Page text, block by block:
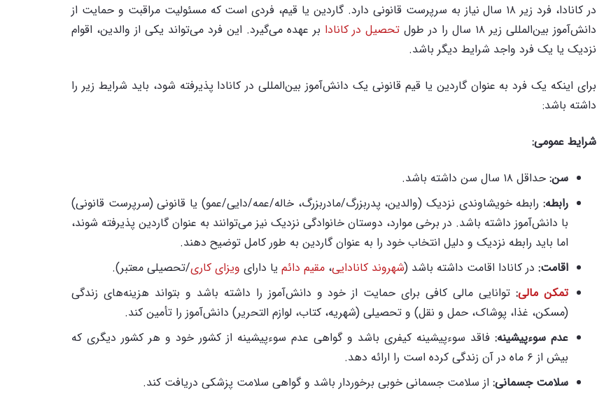
در کانادا، فرد زیر ۱۸ سال نیاز به سرپرست قانونی دارد. گاردین یا قیم، فردی است که مسئولیت مراقبت و حمایت از
دانش‌آموز بین‌المللی زیر ۱۸ سال را در طول
تحصیل در کانادا بر عهده می‌گیرد. این فرد می‌تواند یکی از والدین، اقوام
نزدیک یا یک فرد واجد شرایط دیگر باشد.
برای اینکه یک فرد به عنوان گاردین یا قیم قانونی یک دانش‌آموز بین‌المللی در کانادا پذیرفته شود، باید شرایط زیر را
داشته باشد:
شرایط عمومی:
سن: حداقل ۱۸ سال سن داشته باشد.
رابطه: رابطه خویشاوندی نزدیک (والدین، پدربزرگ/مادربزرگ، خاله/عمه/دایی/عمو) یا قانونی (سرپرست قانونی)
با دانش‌آموز داشته باشد. در برخی موارد، دوستان خانوادگی نزدیک نیز می‌توانند به عنوان گاردین پذیرفته شوند،
اما باید رابطه نزدیک و دلیل انتخاب خود را به عنوان گاردین به طور کامل توضیح دهند.
اقامت: در کانادا اقامت داشته باشد (شهروند کانادایی، مقیم دائم یا دارای ویزای کاری/تحصیلی معتبر).
تمکن مالی:توانایی مالی کافی برای حمایت از خود و دانش‌آموز را داشته باشد و بتواند هزینه‌های زندگی
(مسکن، غذا، پوشاک، حمل و نقل) و تحصیلی (شهریه، کتاب، لوازم التحریر) دانش‌آموز را تأمین کند.
عدم سوءپیشینه: فاقد سوءپیشینه کیفری باشد و گواهی عدم سوءپیشینه از کشور خود و هر کشور دیگری که
بیش از ۶ ماه در آن زندگی کرده است را ارائه دهد.
سلامت جسمانی: از سلامت جسمانی خوبی برخوردار باشد و گواهی سلامت پزشکی دریافت کند.